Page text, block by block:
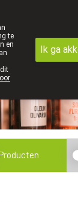
contact in de
te
en
Ik ga